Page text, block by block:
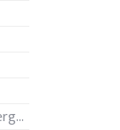
Betaald parkeren, Parkeervergunning